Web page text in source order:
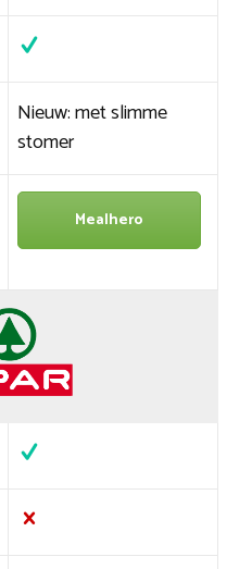
Nieuw: met slimme
stomer
Mealhero